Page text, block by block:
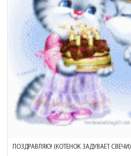
ПОЗДРАВЛЯЮ! (КОТЕНОК ЗАДУВАЕТ СВЕЧИ)